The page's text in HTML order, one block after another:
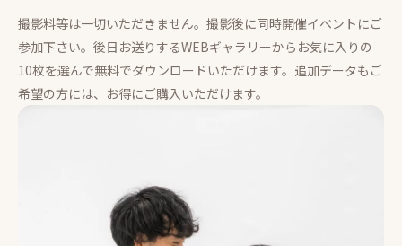
撮影料等は一切いただきません。撮影後に同時開催イベントにご
参加下さい。後日お送りするWEBギャラリーからお気に入りの
10枚を選んで無料でダウンロードいただけます。追加データもご
希望の方には、お得にご購入いただけます。